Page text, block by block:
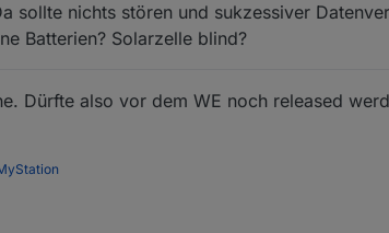
sollte nichts stören und sukzessiver
Batterien? Solarzelle blind?
Dürfte also vor dem WE noch released